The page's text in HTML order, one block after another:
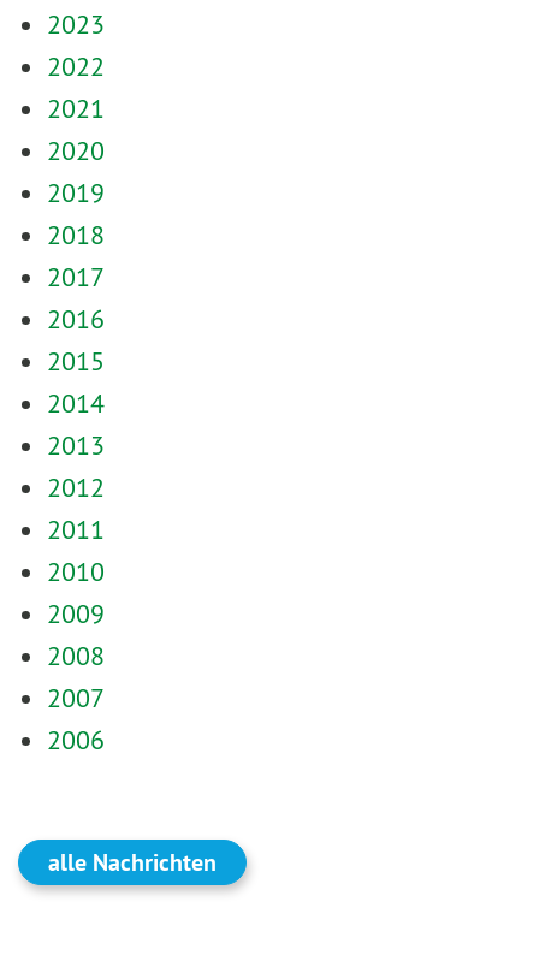
2023
2022
2021
2020
2019
2018
2017
2016
2015
2014
2013
2012
2011
2010
2009
2008
2007
2006
alle Nachrichten